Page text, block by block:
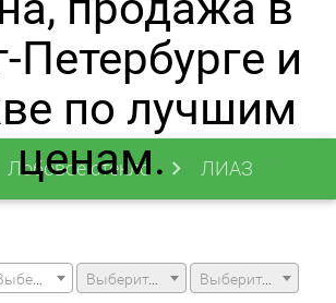
Петербурге и
по лучшим
ценам.
Лобовое стекло ЛИАЗ
Выберите модель машины Выберите модификацию